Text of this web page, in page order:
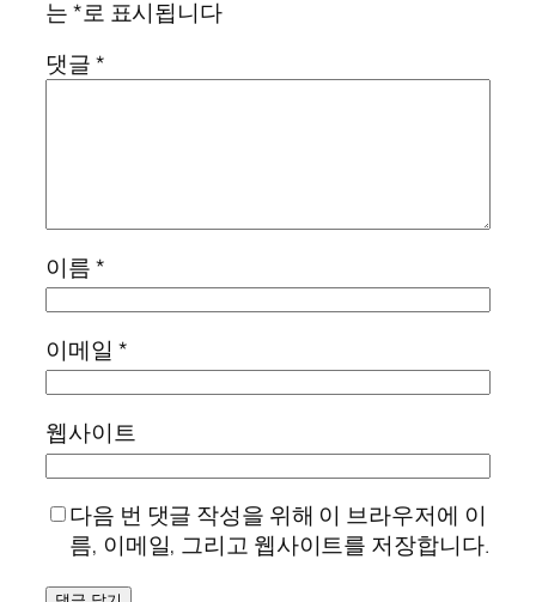
는*로 표시됩니다
댓글*
이름*
이메일 *
웹사이트
다음 번 댓글 작성을 위해 이 브라우저에 이
름, 이메일, 그리고 웹사이트를 저장합니다.